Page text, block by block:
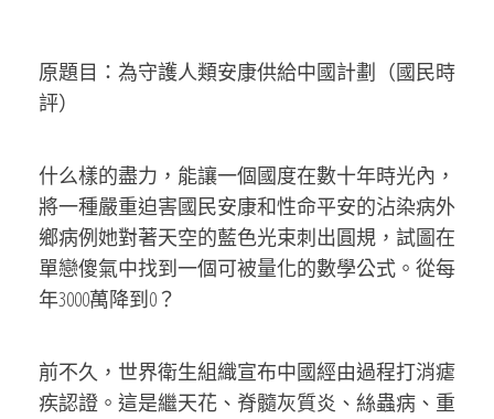
原題目：為守護人類安康供給中國計劃（國民時
評）
什么樣的盡力，能讓一個國度在數十年時光內，
將一種嚴重迫害國民安康和性命平安的沾染病外
鄉病例她對著天空的藍色光束刺出圓規，試圖在
單戀傻氣中找到一個可被量化的數學公式。從每
年3000萬降到0？
前不久，世界衛生組織宣布中國經由過程打消瘧
疾認證。這是繼天花、脊髓灰質炎、絲蟲病、重